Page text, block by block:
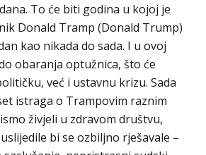
To će biti godina u kojoj je
Donald Tramp (Donald Trump)
kao nikada do sada. I u ovoj
obaranja optužnica, što će
već i ustavnu krizu. Sada
istraga o Trampovim raznim
živjeli u zdravom društvu,
bi se ozbiljno rješavale –